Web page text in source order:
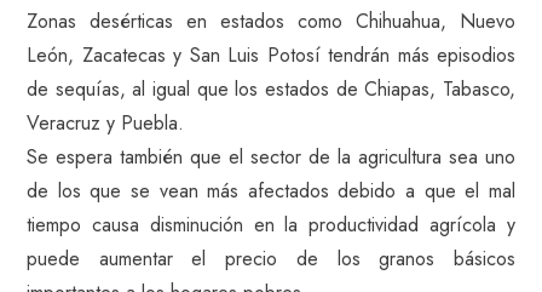
Zonas desérticas en estados como Chihuahua, Nuevo
León, Zacatecas y San Luis Potosí tendrán más episodios
de sequías, al igual que los estados de Chiapas, Tabasco,
Veracruz y Puebla.
Se espera también que el sector de la agricultura sea uno
de los que se vean más afectados debido a que el mal
tiempo causa disminución en la productividad agrícola y
puede aumentar el precio de los granos básicos